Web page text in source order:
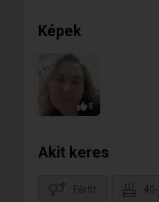
Képek
5
Akit keres
Férfit